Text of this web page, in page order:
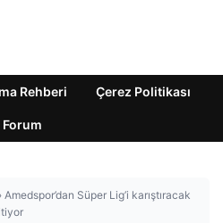
Rehberi Çerez Politikası
Forum
› Amedspor’dan Süper Lig’i karıştıracak